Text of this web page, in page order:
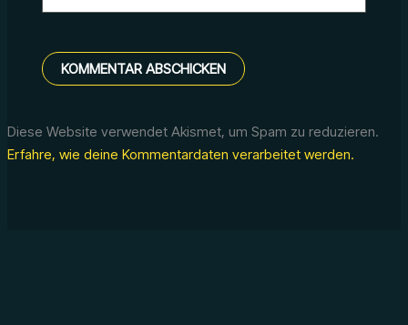
Diese Website verwendet Akismet, um Spam zu reduzieren.
Erfahre, wie deine Kommentardaten verarbeitet werden.